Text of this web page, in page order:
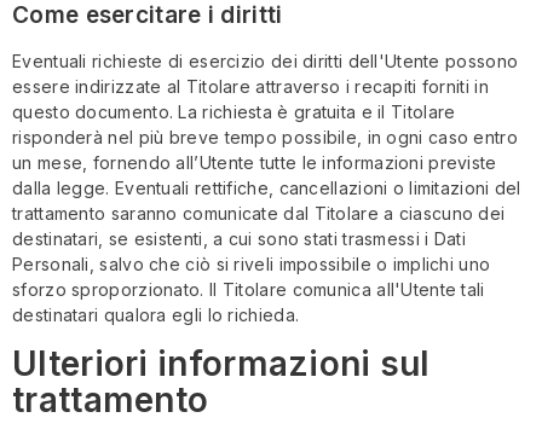
Come esercitare i diritti
Eventuali richieste di esercizio dei diritti dell'Utente possono
essere indirizzate al Titolare attraverso i recapiti forniti in
questo documento. La richiesta è gratuita e il Titolare
risponderà nel più breve tempo possibile, in ogni caso entro
un mese, fornendo all’Utente tutte le informazioni previste
dalla legge. Eventuali rettifiche, cancellazioni o limitazioni del
trattamento saranno comunicate dal Titolare a ciascuno dei
destinatari, se esistenti, a cui sono stati trasmessi i Dati
Personali, salvo che ciò si riveli impossibile o implichi uno
sforzo sproporzionato. Il Titolare comunica all'Utente tali
destinatari qualora egli lo richieda.
Ulteriori informazioni sul
trattamento